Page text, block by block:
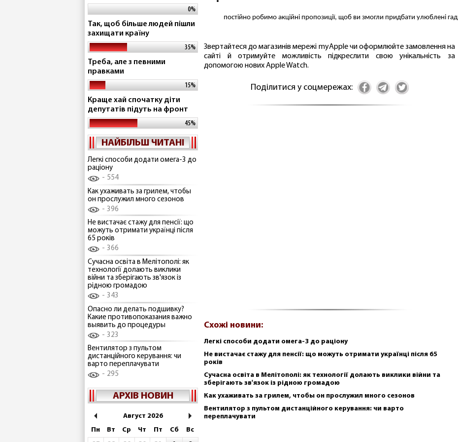
0%
Так, щоб більше людей пішли
захищати країну
35%
Треба, але з певними
правками
15%
Краще хай спочатку діти
депутатів підуть на фронт
45%
НАЙБІЛЬШ ЧИТАНІ
Легкі способи додати омега-3 до
раціону
554
Как ухаживать за грилем, чтобы
он прослужил много сезонов
396
Не вистачає стажу для пенсії: що
можуть отримати українці після
65 років
366
Сучасна освіта в Мелітополі: як
технології долають виклики
війни та зберігають зв'язок із
рідною громадою
343
Опасно ли делать подшивку?
Какие противопоказания важно
выявить до процедуры
323
Вентилятор з пультом
дистанційного керування: чи
варто переплачувати
295
АРХІВ НОВИН
Август 2026
Пн
Вт Ср Чт Пт Сб
Вс
постійно робимо акційні пропозиції, щоб ви змогли придбати улюблені
Звертайтеся до магазинів мережі myApple чи оформлюйте замовлення на
сайті й отримуйте можливість підкреслити свою унікальність за
допомогою нових Apple Watch.
Поділитися у соцмережах:
Схожі новини:
Легкі способи додати омега-3 до раціону
Не вистачає стажу для пенсії: що можуть отримати українці після 65
років
Сучасна освіта в Мелітополі: як технології долають виклики війни та
зберігають зв'язок із рідною громадою
Как ухаживать за грилем, чтобы он прослужил много сезонов
Вентилятор з пультом дистанційного керування: чи варто
переплачувати